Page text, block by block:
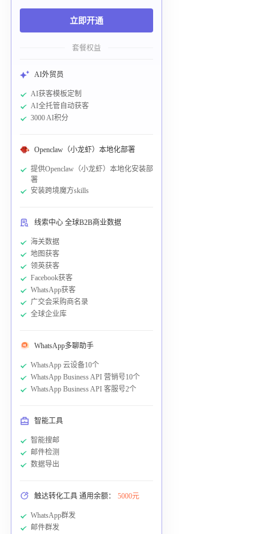
立即开通
套餐权益
AI外贸员
AI获客模板定制
AI全托管自动获客
3000 AI积分
Openclaw（小龙虾）本地化部署
提供Openclaw（小龙虾）本地化安装部
署
安装跨境魔方skills
线索中心 全球B2B商业数据
海关数据
地图获客
领英获客
Facebook获客
WhatsApp获客
广交会采购商名录
全球企业库
WhatsApp多聊助手
WhatsApp 云设备10个
WhatsApp Business API 营销号10个
WhatsApp Business API 客服号2个
智能工具
智能搜邮
邮件检测
数据导出
触达转化工具 通用余额： 5000元
WhatsApp群发
邮件群发